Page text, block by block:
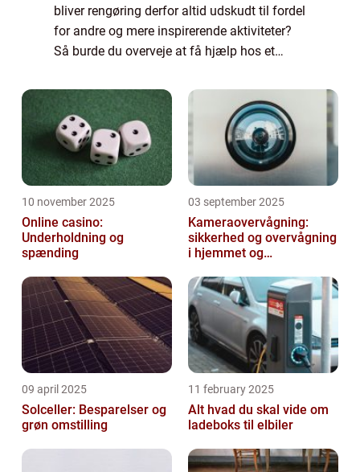
bliver rengøring derfor altid udskudt til fordel
for andre og mere inspirerende aktiviteter?
Så burde du overveje at få hjælp hos et
Frederikssund kan du med fordel vælg...
10 november 2025
Online casino:
Underholdning og
spænding
03 september 2025
Kameraovervågning:
sikkerhed og overvågning
i hjemmet og
09 april 2025
Solceller: Besparelser og
grøn omstilling
11 february 2025
Alt hvad du skal vide om
ladeboks til elbiler